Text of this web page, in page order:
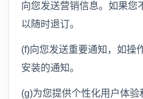
向您发送营销信息。如果您
以随时退订。
(f)向您发送重要通知，如操
安装的通知。
(g)为您提供个性化用户体验